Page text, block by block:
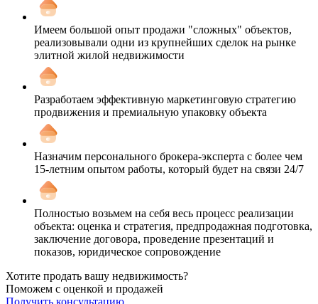
Имеем большой опыт продажи "сложных" объектов,
реализовывали одни из крупнейших сделок на рынке
элитной жилой недвижимости
Разработаем эффективную маркетинговую стратегию
продвижения и премиальную упаковку объекта
Назначим персонального брокера-эксперта с более чем
15-летним опытом работы, который будет на связи 24/7
Полностью возьмем на себя весь процесс реализации
объекта: оценка и стратегия, предпродажная подготовка,
заключение договора, проведение презентаций и
показов, юридическое сопровождение
Хотите продать вашу недвижимость?
Поможем с оценкой и продажей
Получить консультацию